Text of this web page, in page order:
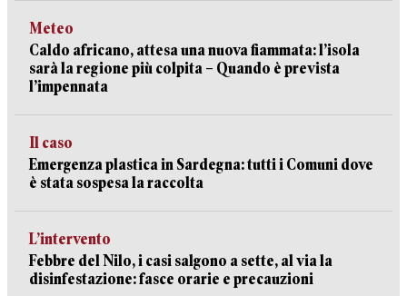
Meteo
Caldo africano, attesa una nuova fiammata: l’isola
sarà la regione più colpita – Quando è prevista
l’impennata
Il caso
Emergenza plastica in Sardegna: tutti i Comuni dove
è stata sospesa la raccolta
L’intervento
Febbre del Nilo, i casi salgono a sette, al via la
disinfestazione: fasce orarie e precauzioni